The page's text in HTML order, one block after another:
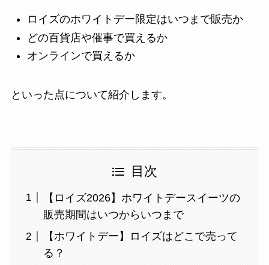
ロイズのホワイトデー限定はいつまで販売か
どの百貨店や催事で買えるか
オンラインで買えるか
といった点について紹介します。
目次
【ロイズ2026】ホワイトデースイーツの
販売期間はいつからいつまで
【ホワイトデー】ロイズはどこで売って
る？